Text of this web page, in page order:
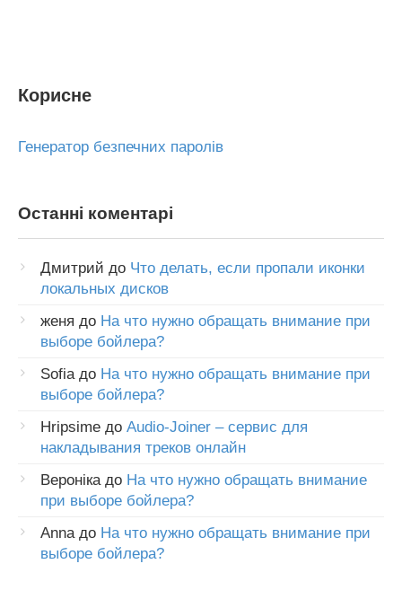
Корисне
Генератор безпечних паролів
Останні коментарі
Дмитрий до Что делать, если пропали иконки
локальных дисков
женя до На что нужно обращать внимание при
выборе бойлера?
Sofiaдо На что нужно обращать внимание при
выборе бойлера?
Hripsime до Audio-Joiner – сервис для
накладывания треков онлайн
Веронікадо На что нужно обращать внимание
при выборе бойлера?
Annaдо На что нужно обращать внимание при
выборе бойлера?